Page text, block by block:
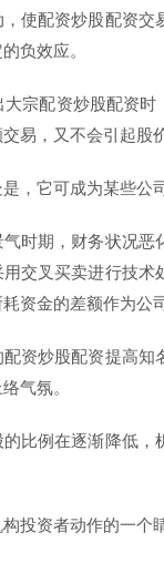
使配资炒股配资
负效应。
宗配资炒股配资
易，又不会引起股
，它可成为某些公
时期，财务状况
交叉买卖进行技
资金的差额作为公
资炒股配资提高
气氛。
比例在逐渐降低
投资者动作的一个